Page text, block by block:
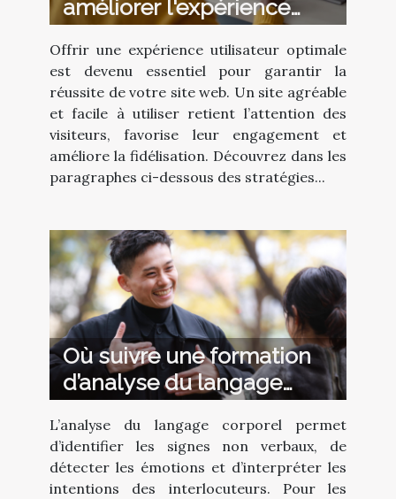
améliorer l'expérience
utilisateur sur votre site
Offrir une expérience utilisateur optimale
est devenu essentiel pour garantir la
réussite de votre site web. Un site agréable
et facile à utiliser retient l’attention des
visiteurs, favorise leur engagement et
améliore la fidélisation. Découvrez dans les
paragraphes ci-dessous des stratégies...
Où suivre une formation
d’analyse du langage
corporel ?
L’analyse du langage corporel permet
d’identifier les signes non verbaux, de
détecter les émotions et d’interpréter les
intentions des interlocuteurs. Pour les